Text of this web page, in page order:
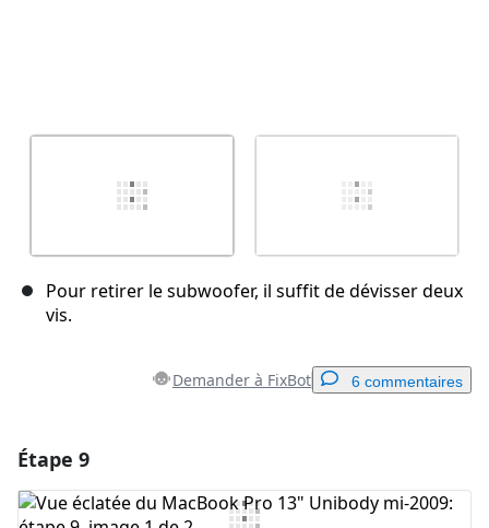
Pour retirer le subwoofer, il suffit de dévisser deux
vis.
Demander à FixBot 6 commentaires
Ajouter un commentaire
Étape 9